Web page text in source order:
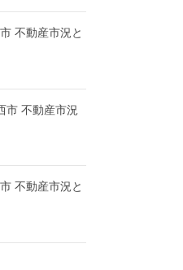
不動産市況と
市 不動産市況
不動産市況と